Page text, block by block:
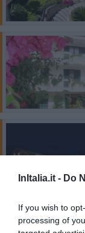
InItalia.it - Do
If you wish to
processing of